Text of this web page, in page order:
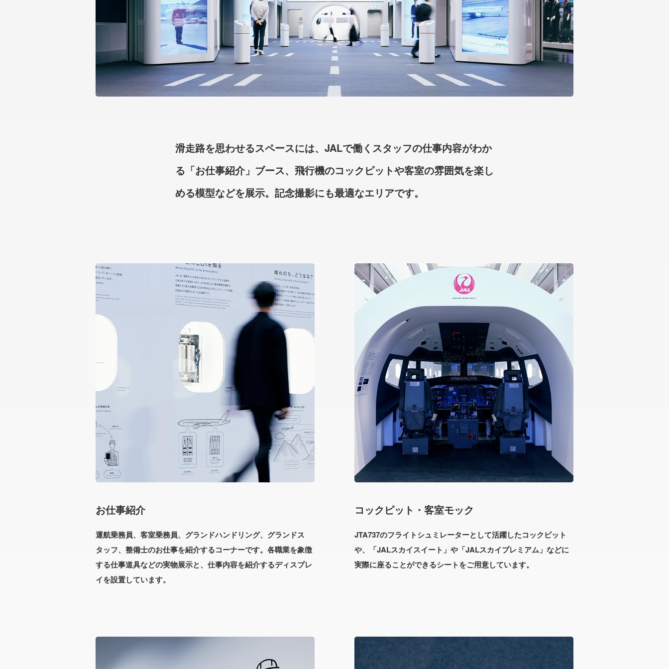
滑走路を思わせるスペースには、JALで働くスタッフの仕事内容がわか
る「お仕事紹介」ブース、飛行機のコックピットや客室の雰囲気を楽し
める模型などを展示。記念撮影にも最適なエリアです。
お仕事紹介
運航乗務員、客室乗務員、グランドハンドリング、グランドス
タッフ、整備士のお仕事を紹介するコーナーです。各職業を象徴
する仕事道具などの実物展示と、仕事内容を紹介するディスプレ
イを設置しています。
コックピット・客室モック
JTA737のフライトシュミレーターとして活躍したコックピット
や、「JALスカイスイート」や「JALスカイプレミアム」などに
実際に座ることができるシートをご用意しています。